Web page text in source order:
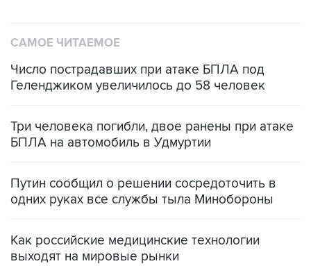
САМОЕ ЧИТАЕМОЕ
Число пострадавших при атаке БПЛА под
Геленджиком увеличилось до 58 человек
Три человека погибли, двое ранены при атаке
БПЛА на автомобиль в Удмуртии
Путин сообщил о решении сосредоточить в
одних руках все службы тыла Минобороны
Как российские медицинские технологии
выходят на мировые рынки